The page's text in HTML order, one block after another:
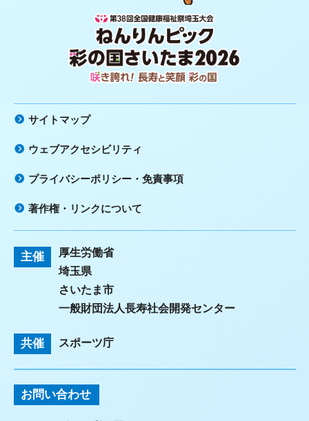
第38回全国健康福祉祭埼玉大会 ね
んりんピック 彩の国さいたま2026
咲き誇れ！長寿と笑顔 彩の国
サイトマップ
ウェブアクセシビリティ
プライバシーポリシー・免責事項
著作権・リンクについて
主催
厚生労働省
埼玉県
さいたま市
一般財団法人長寿社会開発センター
共催 スポーツ庁
お問い合わせ